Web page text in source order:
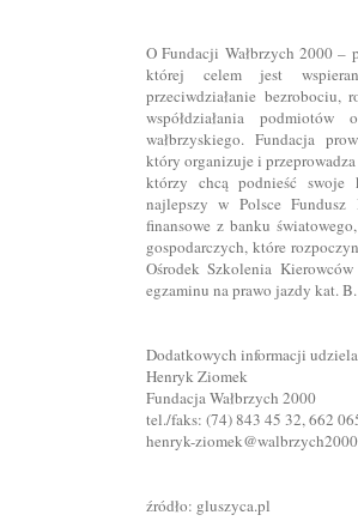
O Fundacji Wałbrzych 2000 –
której celem jest
przeciwdziałanie bezrobociu,
współdziałania
wałbrzyskiego. Fundacja
który organizuje i
którzy chcą podnieść swoje
najlepszy w Polsce Fundusz
finansowe z banku
gospodarczych, które
Ośrodek Szkolenia
egzaminu na prawo jazdy kat.
Dodatkowych informacji
Henryk Ziomek
Fundacja Wałbrzych 2000
tel./faks: (74) 843 45 32, 662
henryk-
źródło: gluszyca.pl